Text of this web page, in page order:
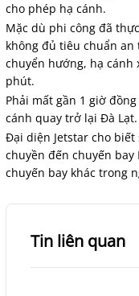
cho phép hạ cánh.
Mặc dù phi công đã
không đủ tiêu chuẩn
chuyển hướng, hạ cánh
phút.
Phải mất gần 1 giờ
cánh quay trở lại Đà Lạt.
Đại diện Jetstar cho
chuyền đến chuyến bay
chuyến bay khác trong
Tin liên quan